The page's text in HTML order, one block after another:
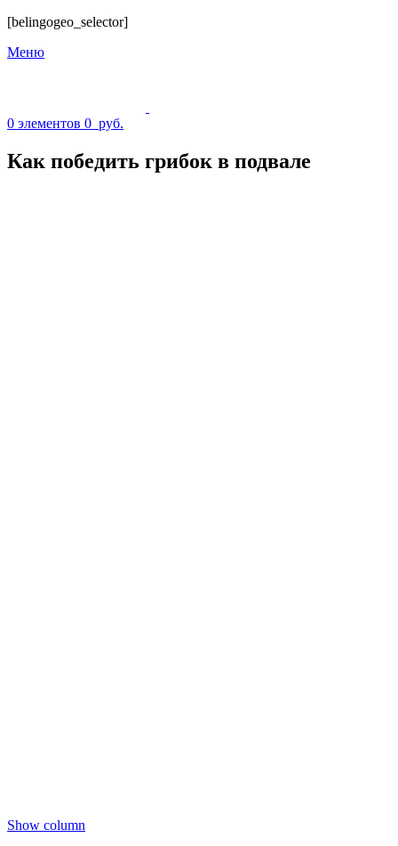
[belingogeo_selector]
Меню
0 элементов 0 руб.
Как победить грибок в подвале
Show column